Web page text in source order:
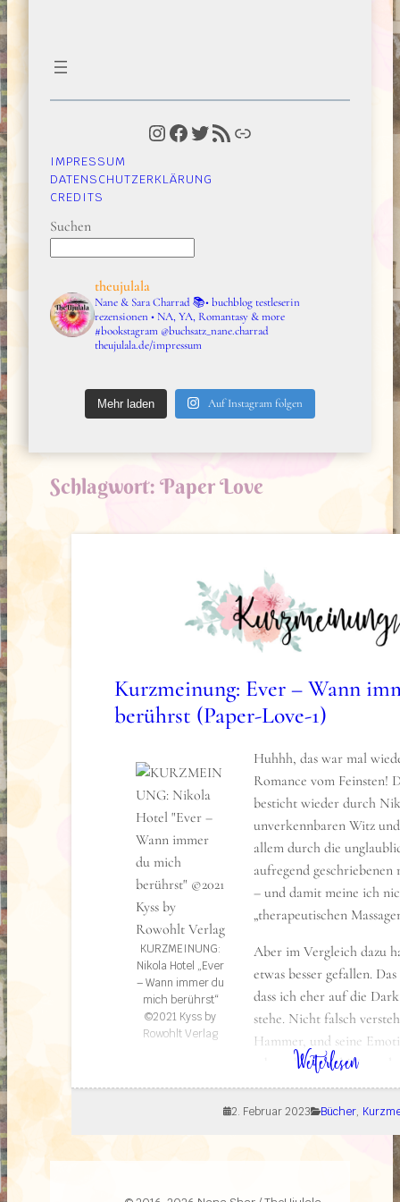
Instagram Facebook Twitter RSS-Feed Link
IMPRESSUM
DATENSCHUTZERKLÄRUNG
CREDITS
Suchen
theujulala
Nane & Sara Charrad📚• buchblog testleserin
rezensionen • NA, YA, Romantasy & more
#bookstagram @buchsatz_nane.charrad
theujulala.de/impressum
Mehr laden Auf Instagram folgen
Schlagwort: Paper Love
Weiterlesen: Kurzmeinung: Ever – Wann immer du mich berührst (Paper-Love-1)
Kurzmeinung: Ever – Wann
berührst (Paper-Love-1)
KURZMEINUNG:
Nikola Hotel „Ever
– Wann immer du
mich berührst“
©2021 Kyss by
Rowohlt Verlag
Huhhh, das war mal
Romance vom Feinsten!
besticht wieder durch
unverkennbaren Witz
allem durch die
aufregend geschriebenen
– und damit meine ich
„therapeutischen
Aber im Vergleich dazu
etwas besser gefallen.
dass ich eher auf die
stehe. Nicht falsch
Hammer, und seine
sehr nahe – und
dafür tun, um so einen Physiotherapeuten zu
glaube meine Hüftschmerzen muss ich mal
lassen… 🤔). Das Drama zwischen David und
und ich leide auch mit den beiden sehr mit,
Abby etwas mehr Auflehnung oder Rebellion
Eltern-Kind Konflikt wirkt auf mich etwas
2. Februar 2023 Bücher,